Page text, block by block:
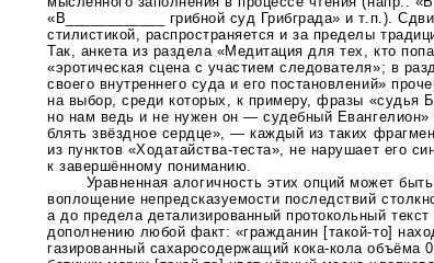
«В____________ грибной суд Грибграда» и т.п.).
стилистикой, распространяется и за пределы
Так, анкета из раздела «Медитация для тех, кто
«эротическая сцена с участием следователя»; в
своего внутреннего суда и его постановлений»
на выбор, среди которых, к примеру, фразы «судья
но нам ведь и не нужен он — судебный Евангелион»
блять звёздное сердце», — каждый из таких
из пунктов «Ходатайства-теста», не нарушает его
к завершённому пониманию.
Уравненная алогичность этих опций может
воплощение непредсказуемости последствий
а до предела детализированный протокольный
дополнению любой факт: «гражданин [такой-то]
газированный сахаросодержащийкока-колаобъёма